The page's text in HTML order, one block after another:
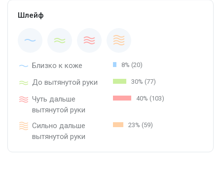
Шлейф
Близко к коже 8% (20)
До вытянутой руки 30% (77)
Чуть дальше
вытянутой руки
40% (103)
Сильно дальше
вытянутой руки
23% (59)